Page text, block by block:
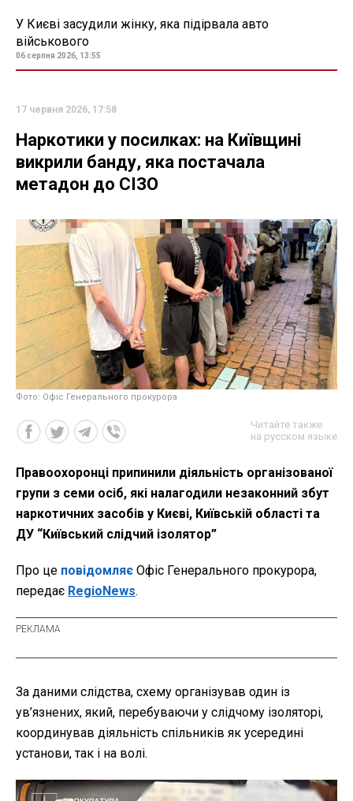
У Києві засудили жінку, яка підірвала авто
військового
06 серпня 2026, 13:55
17 червня 2026, 17:58
Наркотики у посилках: на Київщині
викрили банду, яка постачала
метадон до СІЗО
Фото: Офіс Генерального прокурора
Читайте также
на русском языке
Правоохоронці припинили діяльність організованої
групи з семи осіб, які налагодили незаконний збут
наркотичних засобів у Києві, Київській області та
ДУ “Київський слідчий ізолятор”
Про це повідомляє Офіс Генерального прокурора,
передає RegioNews.
За даними слідства, схему організував один із
ув’язнених, який, перебуваючи у слідчому ізоляторі,
координував діяльність спільників як усередині
установи, так і на волі.